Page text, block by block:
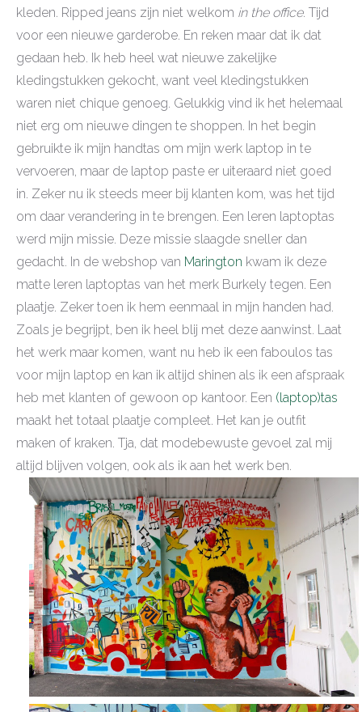
kleden. Ripped jeans zijn niet welkom in the office. Tijd
voor een nieuwe garderobe. En reken maar dat ik dat
gedaan heb. Ik heb heel wat nieuwe zakelijke
kledingstukken gekocht, want veel kledingstukken
waren niet chique genoeg. Gelukkig vind ik het helemaal
niet erg om nieuwe dingen te shoppen. In het begin
gebruikte ik mijn handtas om mijn werk laptop in te
vervoeren, maar de laptop paste er uiteraard niet goed
in. Zeker nu ik steeds meer bij klanten kom, was het tijd
om daar verandering in te brengen. Een leren laptoptas
werd mijn missie. Deze missie slaagde sneller dan
gedacht. In de webshop van Marington kwam ik deze
matte leren laptoptas van het merk Burkely tegen. Een
plaatje. Zeker toen ik hem eenmaal in mijn handen had.
Zoals je begrijpt, ben ik heel blij met deze aanwinst. Laat
het werk maar komen, want nu heb ik een faboulos tas
voor mijn laptop en kan ik altijd shinen als ik een afspraak
heb met klanten of gewoon op kantoor. Een (laptop)tas
maakt het totaal plaatje compleet. Het kan je outfit
maken of kraken. Tja, dat modebewuste gevoel zal mij
altijd blijven volgen, ook als ik aan het werk ben.